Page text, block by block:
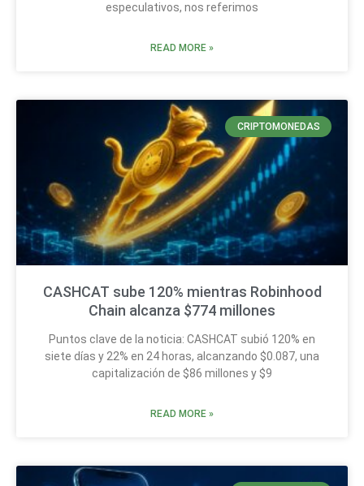
especulativos, nos referimos
READ MORE »
CRIPTOMONEDAS
CASHCAT sube 120% mientras Robinhood
Chain alcanza $774 millones
Puntos clave de la noticia: CASHCAT subió 120% en
siete días y 22% en 24 horas, alcanzando $0.087, una
capitalización de $86 millones y $9
READ MORE »